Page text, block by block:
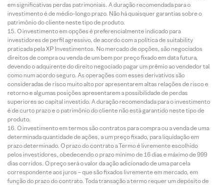
em significativas perdas patrimoniais. A duração recomendada para o
investimento é de médio-longo prazo. Não há quaisquer garantias sobre o
patrimônio do cliente neste tipo de produto.
O investimento em opções é preferencialmente indicado para
investidores de perfil agressivo, de acordo com a política de suitability
praticada pela XP Investimentos. No mercado de opções, são negociados
direitos de compra ou venda de um bem por preço fixado em data futura,
devendo o adquirente do direito negociado pagar um prêmio ao vendedor tal
como num acordo seguro. As operações com esses derivativos são
consideradas de risco muito alto por apresentarem altas relações de risco e
retorno e algumas posições apresentarem a possibilidade de perdas
superiores ao capital investido. A duração recomendada para o investimento
é de curto prazo e o patrimônio do cliente não está garantido neste tipo de
produto.
O investimento em termos são contratos para compra ou a venda de uma
determinada quantidade de ações, a um preço fixado, para liquidação em
prazo determinado. O prazo do contrato a Termo é livremente escolhido
pelos investidores, obedecendo o prazo mínimo de 16 dias e máximo de 999
dias corridos. O preço será o valor da ação adicionado de uma parcela
correspondente aos juros – que são fixados livremente em mercado, em
função do prazo do contrato. Toda transação a termo requer um depósito de